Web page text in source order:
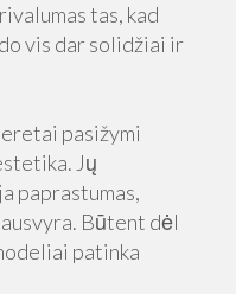
tas, kad
vis dar solidžiai ir
pasižymi
Jų
paprastumas,
Būtent dėl
patinka